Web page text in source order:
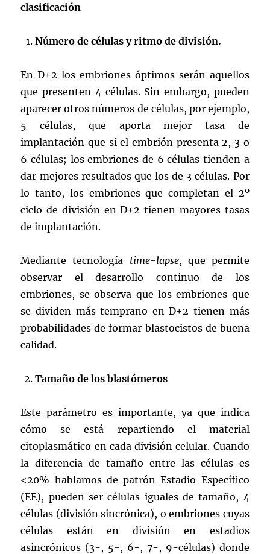
clasificación
Número de células y ritmo de división.
En D+2 los embriones óptimos serán aquellos
que presenten 4 células. Sin embargo, pueden
aparecer otros números de células, por ejemplo,
5 células, que aporta mejor tasa de
implantación que si el embrión presenta 2, 3 o
6 células; los embriones de 6 células tienden a
dar mejores resultados que los de 3 células. Por
lo tanto, los embriones que completan el 2º
ciclo de división en D+2 tienen mayores tasas
de implantación.
Mediante tecnología time-lapse, que permite
observar el desarrollo continuo de los
embriones, se observa que los embriones que
se dividen más temprano en D+2 tienen más
probabilidades de formar blastocistos de buena
calidad.
Tamaño de los blastómeros
Este parámetro es importante, ya que indica
cómo se está repartiendo el material
citoplasmático en cada división celular. Cuando
la diferencia de tamaño entre las células es
<20% hablamos de patrón Estadio Específico
(EE), pueden ser células iguales de tamaño, 4
células (división sincrónica), o embriones cuyas
células están en división en estadios
asincrónicos (3-, 5-, 6-, 7-, 9-células) donde